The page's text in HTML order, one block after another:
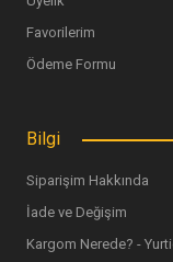
Gönder
Favorilerim
Ödeme Formu
Bilgi
Siparişim Hakkında
İade ve Değişim
Kargom Nerede? -